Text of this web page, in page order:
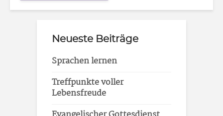
Neueste Beiträge
Sprachen lernen
Treffpunkte voller
Lebensfreude